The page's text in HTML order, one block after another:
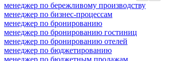
менеджер по бережливому производству
менеджер по бизнес-процессам
менеджер по бронированию
менеджер по бронированию гостиниц
менеджер по бронированию отелей
менеджер по бюджетированию
менеджер по бюджетным продажам